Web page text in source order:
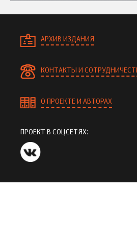
АРХИВ ИЗДАНИЯ
КОНТАКТЫ И
О ПРОЕКТЕ И АВТОРАХ
ПРОЕКТ В СОЦСЕТЯХ: